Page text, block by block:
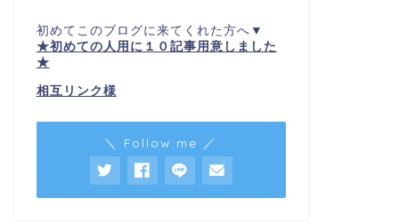
初めてこのブログに来てくれた方へ▼
★初めての人用に１０記事用意しました
★
相互リンク様
＼ Follow me ／